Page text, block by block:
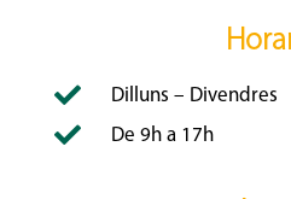
 Dilluns – Divendres
 De 9h a 17h